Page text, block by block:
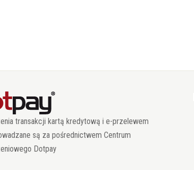
transakcji kartą kredytową i e-przelewem
są za pośrednictwem Centrum
Dotpay